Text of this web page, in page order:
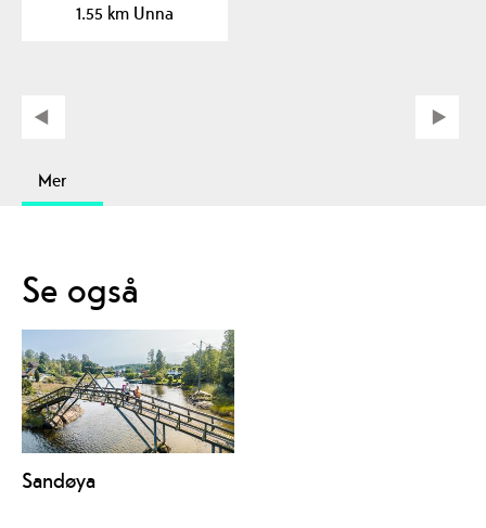
ca.…
1.55 km Unna
Mer
Se også
Sandøya